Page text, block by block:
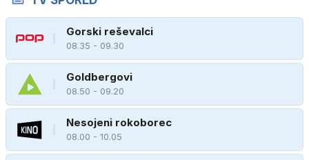
Gorski reševalci
08.35 - 09.30
Goldbergovi
08.50 - 09.20
Nesojeni rokoborec
08.00 - 10.05